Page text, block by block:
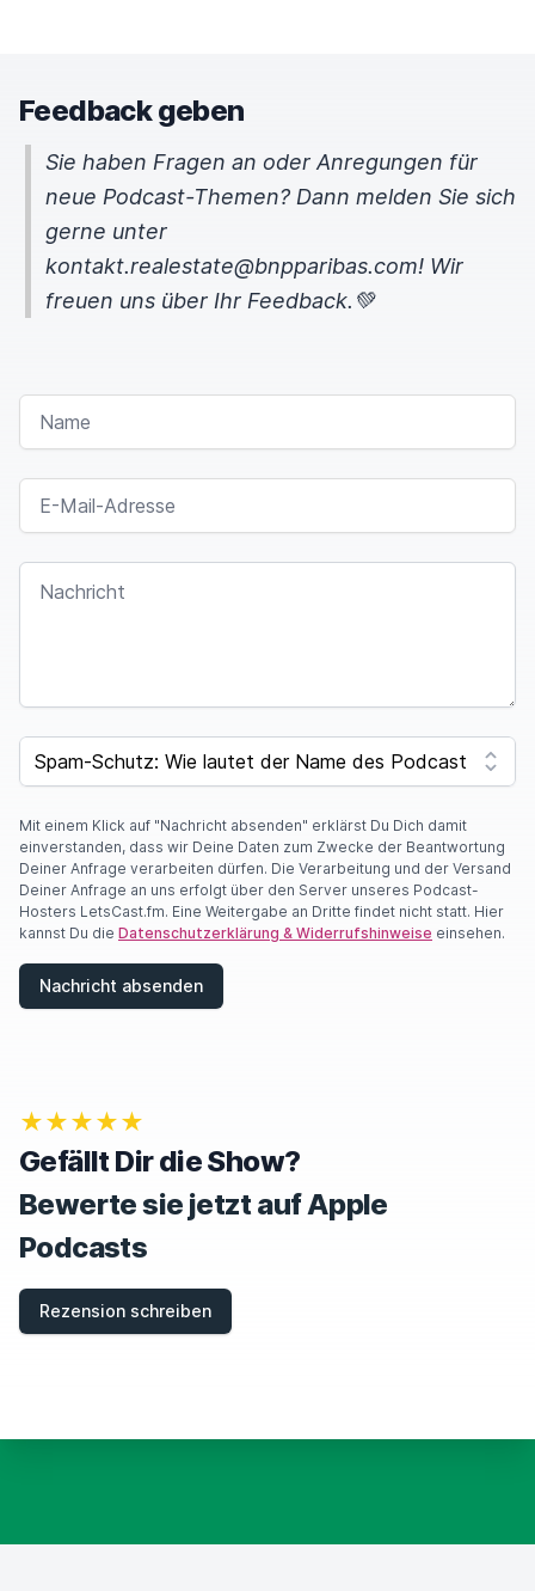
Feedback geben
Sie haben Fragen an oder Anregungen für
neue Podcast-Themen? Dann melden Sie sich
gerne unter
kontakt.realestate@bnpparibas.com! Wir
freuen uns über Ihr Feedback.💚
NAME
E-MAIL-ADRESSE
NACHRICHT
SPAM CAPTCHA
Mit einem Klick auf "Nachricht absenden" erklärst Du Dich damit
einverstanden, dass wir Deine Daten zum Zwecke der Beantwortung
Deiner Anfrage verarbeiten dürfen. Die Verarbeitung und der Versand
Deiner Anfrage an uns erfolgt über den Server unseres Podcast-
Hosters LetsCast.fm. Eine Weitergabe an Dritte findet nicht statt. Hier
kannst Du die Datenschutzerklärung & Widerrufshinweise einsehen.
Nachricht absenden
★★★★★
Gefällt Dir die Show?
Bewerte sie jetzt auf Apple
Podcasts
Rezension schreiben